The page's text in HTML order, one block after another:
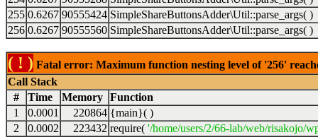
255 0.6267 90555424 SimpleShareButtonsAdder\Util::parse_args( )
256 0.6267 90555560 SimpleShareButtonsAdder\Util::parse_args( )
( ! ) Fatal error: Maximum function nesting level of '256'
Call Stack
#
Time Memory Function
1
0.0001 220864 {main}( )
2
0.0002 223432 require( '/home/users/2/66-lab/web/risakojo/